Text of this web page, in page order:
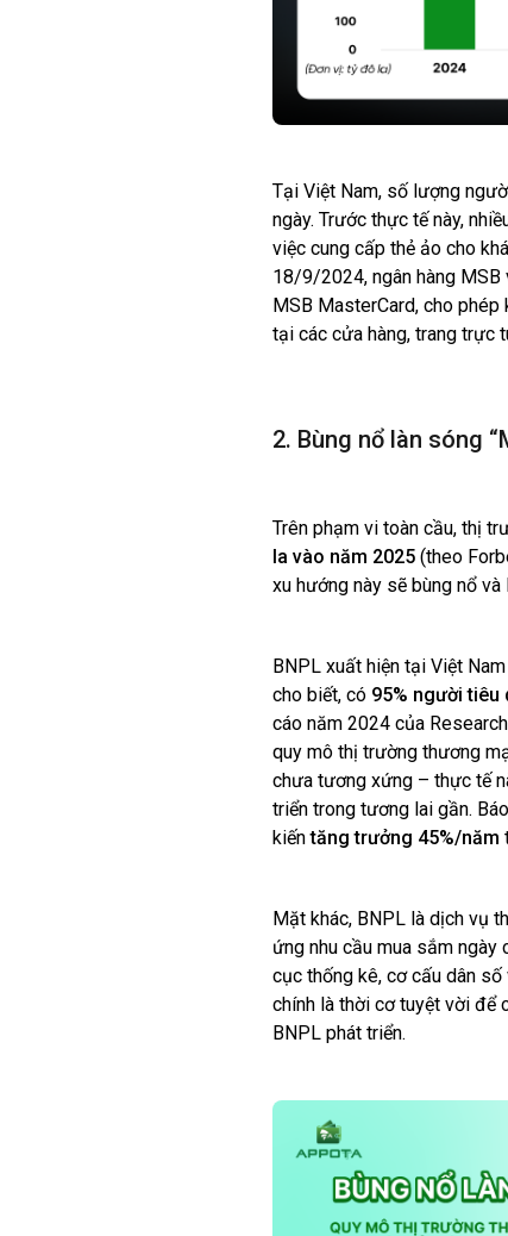
Tại Việt Nam, số lượng
ngày. Trước thực tế này,
việc cung cấp thẻ ảo cho
18/9/2024, ngân hàng
MSB MasterCard, cho
tại các cửa hàng, trang trực
2. Bùng nổ làn sóng
Trên phạm vi toàn cầu, thị
la vào năm 2025 (theo
xu hướng này sẽ bùng nổ
BNPL xuất hiện tại Việt
cho biết, có 95% người tiêu
cáo năm 2024 của
quy mô thị trường thương
chưa tương xứng – thực tế
triển trong tương lai gần.
kiếntăng trưởng 45%/năm
Mặt khác, BNPL là dịch vụ
ứng nhu cầu mua sắm ngày
cục thống kê, cơ cấu dân
chính là thời cơ tuyệt vời để
BNPL phát triển.